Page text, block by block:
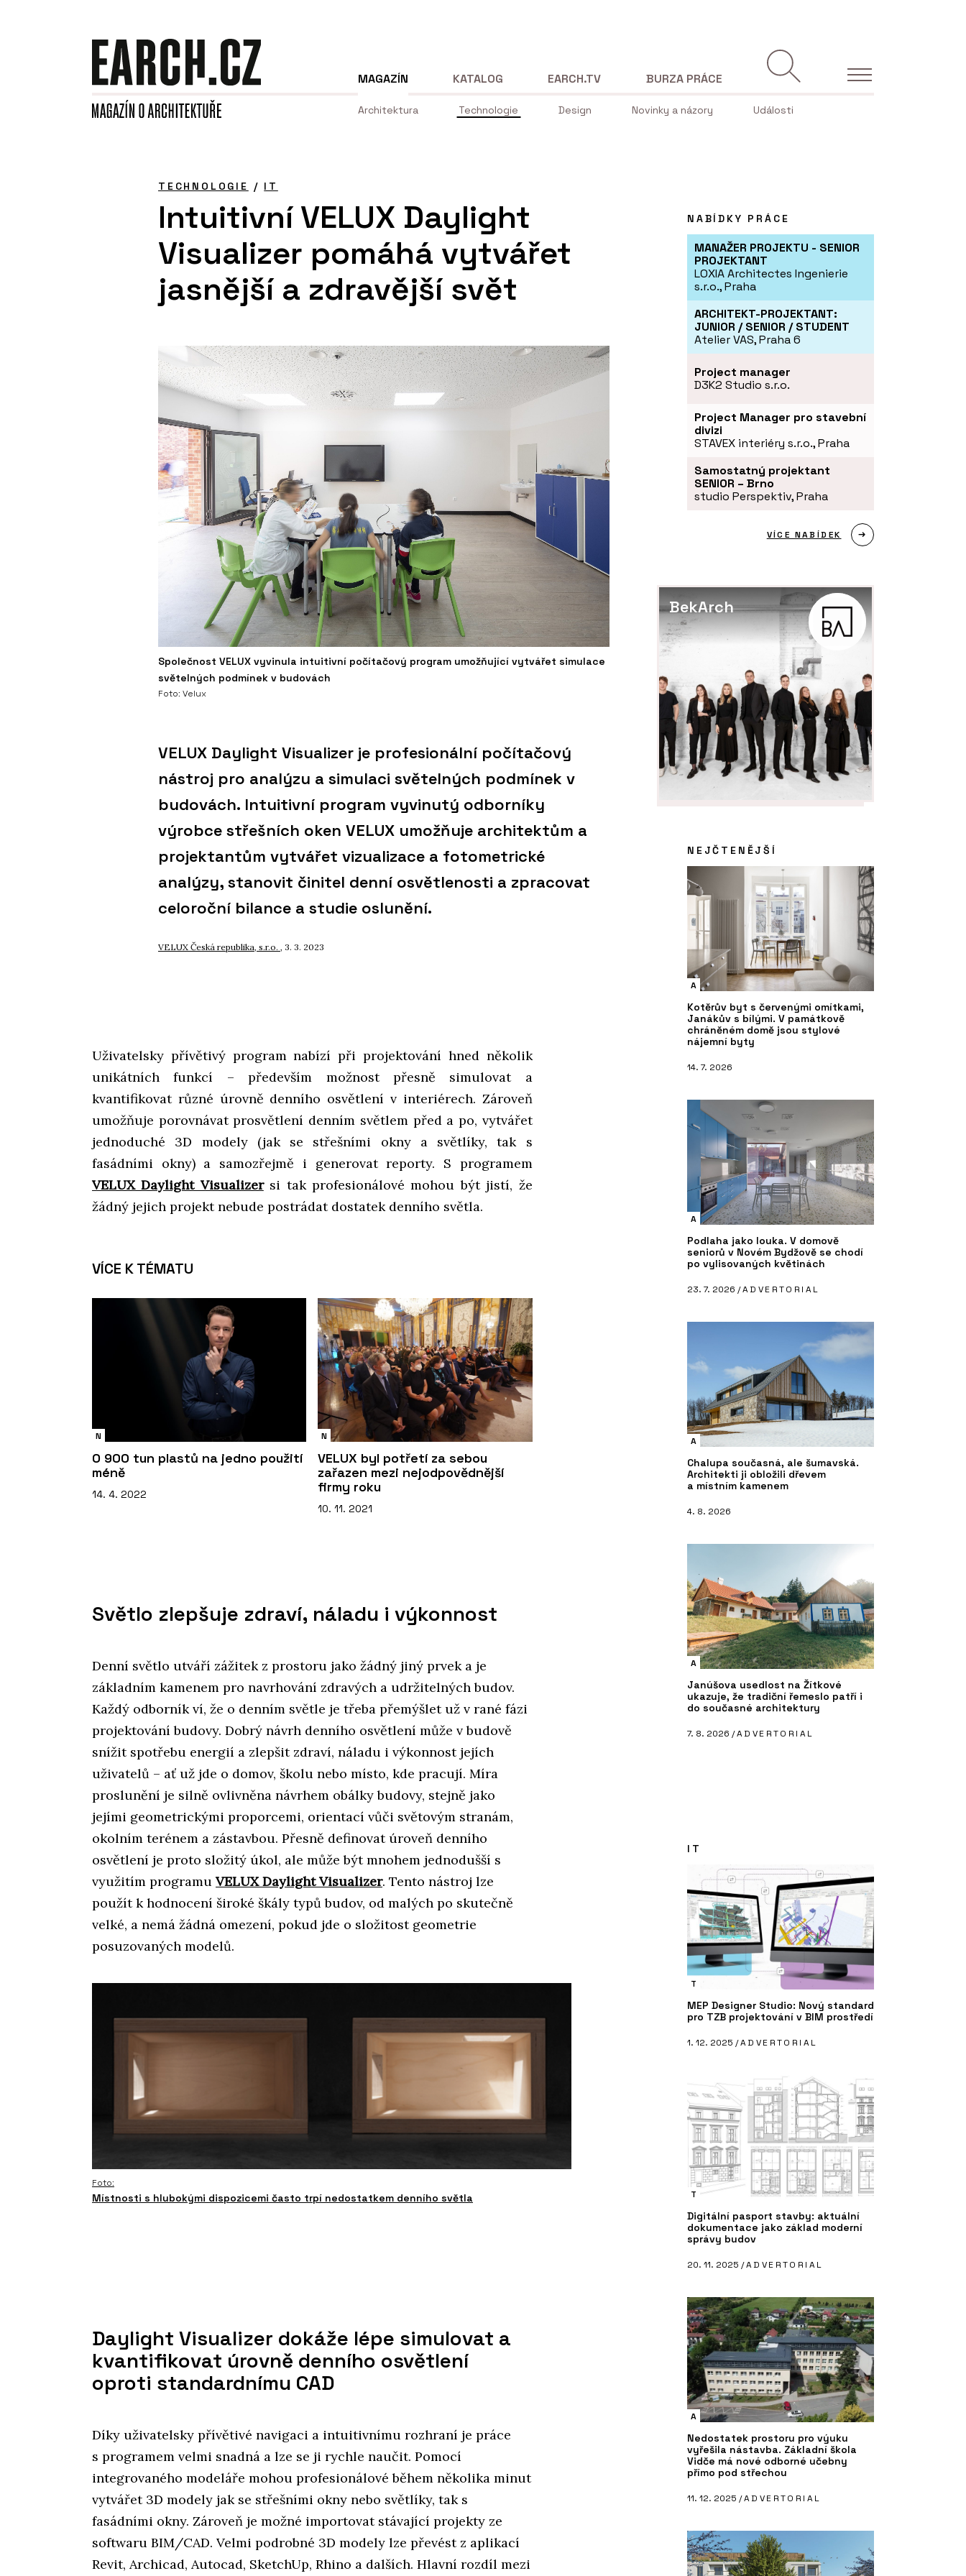
MAGAZÍN
Architektura Technologie Design Novinky a názory Události
KATALOG EARCH.TV BURZA PRÁCE
TECHNOLOGIE / IT
Intuitivní VELUX Daylight
Visualizer pomáhá vytvářet
jasnější a zdravější svět
Společnost VELUX vyvinula intuitivní počítačový program umožňující vytvářet simulace
světelných podmínek v budovách
Foto: Velux
VELUX Daylight Visualizer je profesionální počítačový
nástroj pro analýzu a simulaci světelných podmínek v
budovách. Intuitivní program vyvinutý odborníky
výrobce střešních oken VELUX umožňuje architektům a
projektantům vytvářet vizualizace a fotometrické
analýzy, stanovit činitel denní osvětlenosti a zpracovat
celoroční bilance a studie oslunění.
VELUX Česká republika, s.r.o. , 3. 3. 2023
Uživatelsky přívětivý program nabízí při projektování hned několik
unikátních funkcí – především možnost přesně simulovat a
kvantifikovat různé úrovně denního osvětlení v interiérech. Zároveň
umožňuje porovnávat prosvětlení denním světlem před a po, vytvářet
jednoduché 3D modely (jak se střešními okny a světlíky, tak s
fasádními okny) a samozřejmě i generovat reporty. S programem
VELUX Daylight Visualizersi tak profesionálové mohou být jistí, že
žádný jejich projekt nebude postrádat dostatek denního světla.
VÍCE K TÉMATU
N
O 900 tun plastů na jedno použití
méně
14. 4. 2022
N
VELUX byl potřetí za sebou
zařazen mezi nejodpovědnější
firmy roku
10. 11. 2021
Světlo zlepšuje zdraví, náladu i výkonnost
Denní světlo utváří zážitek z prostoru jako žádný jiný prvek a je
základním kamenem pro navrhování zdravých a udržitelných budov.
Každý odborník ví, že o denním světle je třeba přemýšlet už v rané fázi
projektování budovy. Dobrý návrh denního osvětlení může v budově
snížit spotřebu energií a zlepšit zdraví, náladu i výkonnost jejích
uživatelů – ať už jde o domov, školu nebo místo, kde pracují. Míra
proslunění je silně ovlivněna návrhem obálky budovy, stejně jako
jejími geometrickými proporcemi, orientací vůči světovým stranám,
okolním terénem a zástavbou. Přesně definovat úroveň denního
osvětlení je proto složitý úkol, ale může být mnohem jednodušší s
využitím programu VELUX Daylight Visualizer. Tento nástroj lze
použít k hodnocení široké škály typů budov, od malých po skutečně
velké, a nemá žádná omezení, pokud jde o složitost geometrie
posuzovaných modelů.
Foto:
Místnosti s hlubokými dispozicemi často trpí nedostatkem denního světla
Daylight Visualizer dokáže lépe simulovat a
kvantifikovat úrovně denního osvětlení
oproti standardnímu CAD
Díky uživatelsky přívětivé navigaci a intuitivnímu rozhraní je práce
s programem velmi snadná a lze se ji rychle naučit. Pomocí
integrovaného modeláře mohou profesionálové během několika minut
vytvářet 3D modely jak se střešními okny nebo světlíky, tak s
fasádními okny. Zároveň je možné importovat stávající projekty ze
softwaru BIM/CAD. Velmi podrobné 3D modely lze převést z aplikací
Revit, Archicad, Autocad, SketchUp, Rhino a dalších. Hlavní rozdíl mezi
NABÍDKY PRÁCE
MANAŽER PROJEKTU - SENIOR
PROJEKTANT
LOXIA Architectes Ingenierie
s.r.o., Praha
ARCHITEKT-PROJEKTANT:
JUNIOR / SENIOR / STUDENT
Atelier VAS, Praha 6
Project manager
D3K2 Studio s.r.o.
Project Manager pro stavební
divizi
STAVEX interiéry s.r.o., Praha
Samostatný projektant
SENIOR – Brno
studio Perspektiv, Praha
VÍCE NABÍDEK
BekArch
NEJČTENĚJŠÍ
A
Kotěrův byt s červenými omítkami,
Janákův s bílými. V památkově
chráněném domě jsou stylové
nájemní byty
14. 7. 2026
A
Podlaha jako louka. V domově
seniorů v Novém Bydžově se chodí
po vylisovaných květinách
23. 7. 2026 /ADVERTORIAL
A
Chalupa současná, ale šumavská.
Architekti ji obložili dřevem
a místním kamenem
4. 8. 2026
A
Janúšova usedlost na Žítkové
ukazuje, že tradiční řemeslo patří i
do současné architektury
7. 8. 2026 /ADVERTORIAL
IT
T
MEP Designer Studio: Nový standard
pro TZB projektování v BIM prostředí
1. 12. 2025 /ADVERTORIAL
T
Digitální pasport stavby: aktuální
dokumentace jako základ moderní
správy budov
20. 11. 2025 /ADVERTORIAL
A
Nedostatek prostoru pro výuku
vyřešila nástavba. Základní škola
Vidče má nové odborné učebny
přímo pod střechou
11. 12. 2025 /ADVERTORIAL